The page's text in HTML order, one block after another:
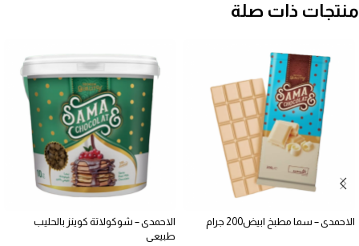
منتجات ذات صلة
الاحمدى – سما مطبخ ابيض200 جرام
الاحمدى – شوكولاتة كوينز بالحليب
طبيعى